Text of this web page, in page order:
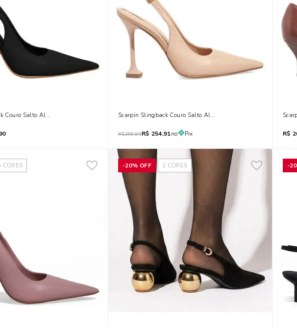
Couro Salto Alto Taça Preto Scarpin Slingback Couro Salto Alto Taça Bege Sand
R$299,90R$ 254,91no Pix R$
CORES -20% OFF 2 CORES -